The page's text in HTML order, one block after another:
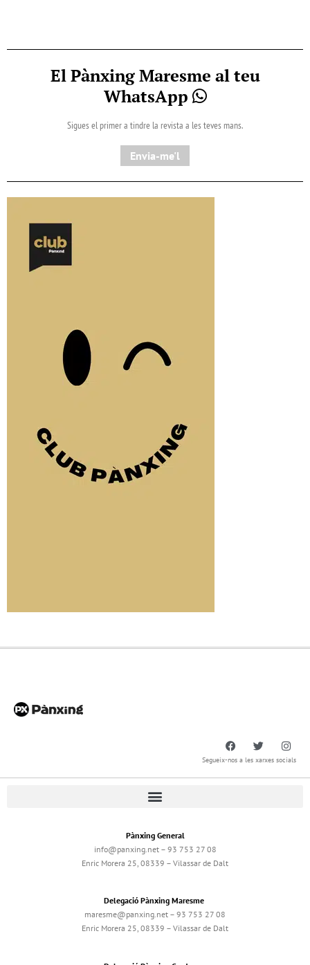
El Pànxing Maresme al teu
WhatsApp
Sigues el primer a tindre la revista a les teves mans.
Envia-me'l
Segueix-nos a les xarxes socials
Pànxing General
info@panxing.net – 93 753 27 08
Enric Morera 25, 08339 – Vilassar de Dalt
Delegació Pànxing Maresme
maresme@panxing.net – 93 753 27 08
Enric Morera 25, 08339 – Vilassar de Dalt